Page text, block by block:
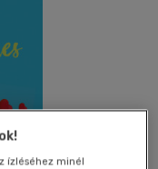
ízléséhez minél